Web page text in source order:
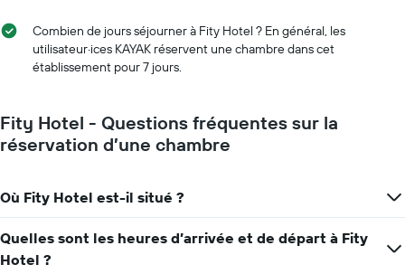
d'une
chambre
graphique,
axe
les
jours
de
semaine
Sur
le
graphique,
1
Combien de jours séjourner à Fity Hotel ? En général, les
utilisateur·ices KAYAK réservent une chambre dans cet
établissement pour 7 jours.
Fity Hotel - Questions fréquentes sur la
réservation d’une chambre
Où Fity Hotel est-il situé ?
Quelles sont les heures d’arrivée et de départ à Fity
Hotel ?